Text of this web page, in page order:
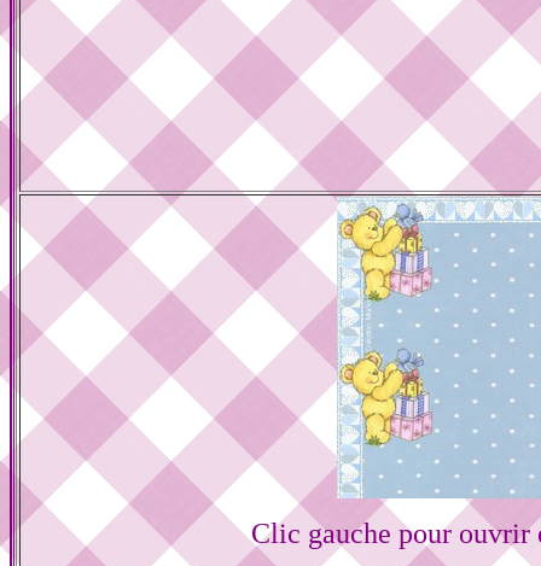
Clic gauche pour ouvrir